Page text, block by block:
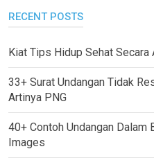
RECENT POSTS
Kiat Tips Hidup Sehat Secara
33+ Surat Undangan Tidak
Artinya PNG
40+ Contoh Undangan Dalam
Images